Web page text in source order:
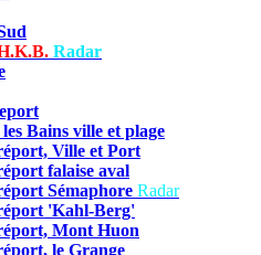
Radar
Bains ville et plage
Ville et Port
falaise aval
Sémaphore Radar
'Kahl-Berg'
Mont Huon
le Grange